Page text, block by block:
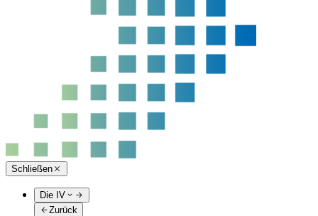
Schließen
Die IV
Zurück